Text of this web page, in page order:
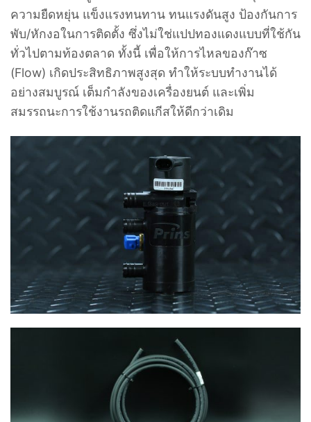
ความยืดหยุ่น แข็งแรงทนทาน ทนแรงดันสูง ป้องกันการ
พับ/หักงอในการติดตั้ง ซึ่งไม่ใช่แปปทองแดงแบบที่ใช้กัน
ทั่วไปตามท้องตลาด ทั้งนี้ เพื่อให้การไหลของก๊าซ
(Flow) เกิดประสิทธิภาพสูงสุด ทำให้ระบบทำงานได้
อย่างสมบูรณ์ เต็มกำลังของเครื่องยนต์ และเพิ่ม
สมรรถนะการใช้งานรถติดแกีสให้ดีกว่าเดิม